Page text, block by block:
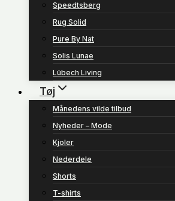
Speedtsberg
Rug Solid
Pure By Nat
Solis Lunae
Lübech Living
Tøj
Månedens vilde tilbud
Nyheder – Mode
Kjoler
Nederdele
Shorts
T-shirts